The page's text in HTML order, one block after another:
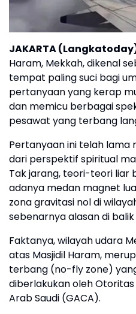
JAKARTA
Haram, Mekkah, dikenal
tempat paling suci bagi
pertanyaan yang kerap
dan memicu berbagai
pesawat yang terbang
Pertanyaan ini telah lama
dari perspektif spiritual
Tak jarang, teori-teori liar
adanya medan magnet
zona gravitasi nol di
sebenarnya alasan di
Faktanya, wilayah udara
atas Masjidil Haram,
terbang (no-fly zone)
diberlakukan oleh
Arab Saudi (GACA).